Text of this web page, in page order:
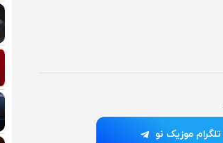
تلگرام موزیک نو